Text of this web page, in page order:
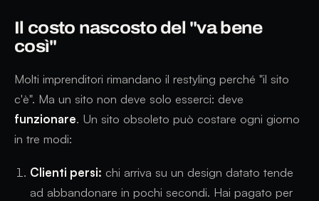
Il costo nascosto del "va bene
così"
Molti imprenditori rimandano il restyling perché "il sito
c'è". Ma un sito non deve solo esserci: deve
funzionare. Un sito obsoleto può costare ogni giorno
in tre modi:
Clienti persi: chi arriva su un design datato tende
ad abbandonare in pochi secondi. Hai pagato per